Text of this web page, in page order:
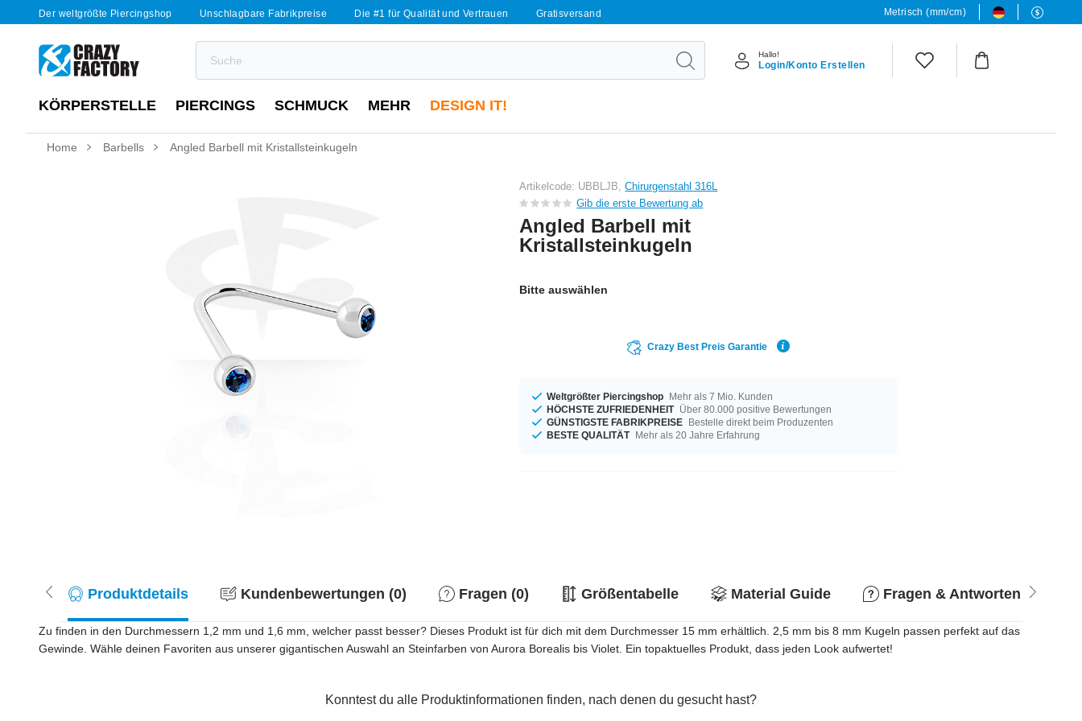
Der weltgrößte Piercingshop Unschlagbare Fabrikpreise Die #1 für Qualität und Vertrauen Gratisversand Metrisch (mm/cm)
Hallo!
Login/Konto Erstellen
KÖRPERSTELLE PIERCINGS SCHMUCK MEHR DESIGN IT!
Home Barbells Angled Barbell mit Kristallsteinkugeln
Artikelcode: UBBLJB,Chirurgenstahl 316L
Gib die erste Bewertung ab
Angled Barbell mit
Kristallsteinkugeln
Bitte auswählen
Crazy Best Preis Garantie
Weltgrößter Piercingshop Mehr als 7 Mio. Kunden
HÖCHSTE ZUFRIEDENHEIT Über 80.000 positive Bewertungen
GÜNSTIGSTE FABRIKPREISE Bestelle direkt beim Produzenten
BESTE QUALITÄT Mehr als 20 Jahre Erfahrung
Produktdetails Kundenbewertungen (0) Fragen (0) Größentabelle Material Guide Fragen & Antworten
Zu finden in den Durchmessern 1,2 mm und 1,6 mm, welcher passt besser? Dieses Produkt ist für dich mit dem Durchmesser 15 mm erhältlich. 2,5 mm bis 8 mm Kugeln passen perfekt auf das
Gewinde. Wähle deinen Favoriten aus unserer gigantischen Auswahl an Steinfarben von Aurora Borealis bis Violet. Ein topaktuelles Produkt, dass jeden Look aufwertet!
Konntest du alle Produktinformationen finden, nach denen du gesucht hast?